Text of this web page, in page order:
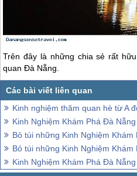
Trên đây là những chia sẻ rất
quanĐà Nẵng
Kinh nghiệm thăm quan hè từ A
Kinh Nghiệm Khám Phá Đà Nẵng
Bỏ túi những Kinh Nghiệm Khám
Bỏ túi những Kinh Nghiệm Khám
Kinh Nghiệm Khám Phá Đà Nẵng